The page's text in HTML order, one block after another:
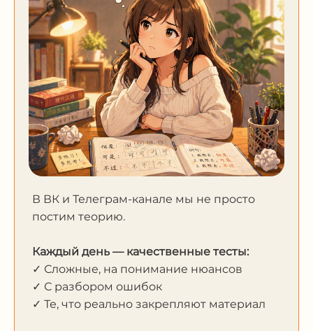
В ВК и Телеграм-канале мы не просто
постим теорию.
Каждый день — качественные тесты:
✓ Сложные, на понимание нюансов
✓ С разбором ошибок
✓ Те, что реально закрепляют материал